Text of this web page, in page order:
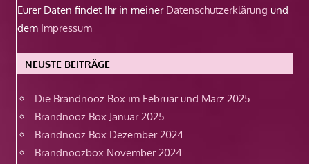
Eurer Daten findet Ihr in meiner Datenschutzerklärung und
dem Impressum
NEUSTE BEITRÄGE
Die Brandnooz Box im Februar und März 2025
Brandnooz Box Januar 2025
Brandnooz Box Dezember 2024
Brandnoozbox November 2024